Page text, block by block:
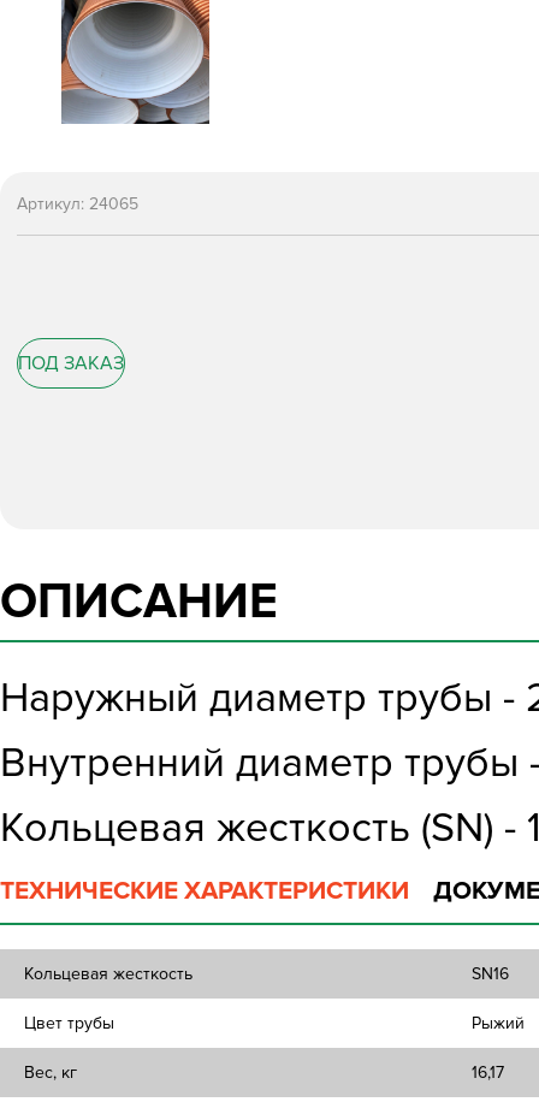
Артикул: 24065
ПОД ЗАКАЗ
ОПИСАНИЕ
Наружный диаметр трубы -
Внутренний диаметр трубы
Кольцевая жесткость (SN) -
ТЕХНИЧЕСКИЕ ХАРАКТЕРИСТИКИ
Кольцевая жесткость SN16
Цвет трубы Рыжий
Вес, кг 16,17